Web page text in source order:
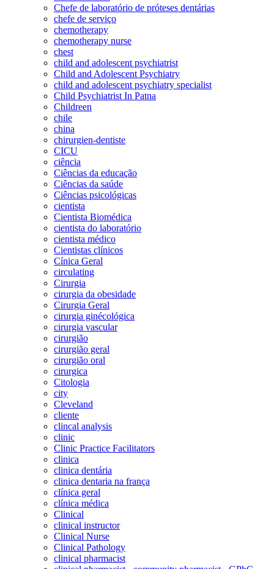
Chefe de laboratório de próteses dentárias
chefe de serviço
chemotherapy
chemotherapy nurse
chest
child and adolescent psychiatrist
Child and Adolescent Psychiatry
child and adolescent psychiatry specialist
Child Psychiatrist In Patna
Childreen
chile
china
chirurgien-dentiste
CICU
ciência
Ciências da educação
Ciências da saúde
Ciências psicológicas
cientista
Cientista Biomédica
cientista do laboratório
cientista médico
Cientistas clínicos
Cínica Geral
circulating
Cirurgia
cirurgia da obesidade
Cirurgia Geral
cirurgia ginécológica
cirurgia vascular
cirurgião
cirurgião geral
cirurgião oral
cirurgica
Citologia
city
Cleveland
cliente
clincal analysis
clinic
Clinic Practice Facilitators
clinica
clinica dentária
clinica dentaria na frança
clínica geral
clínica médica
Clinical
clinical instructor
Clinical Nurse
Clinical Pathology
clinical pharmacist